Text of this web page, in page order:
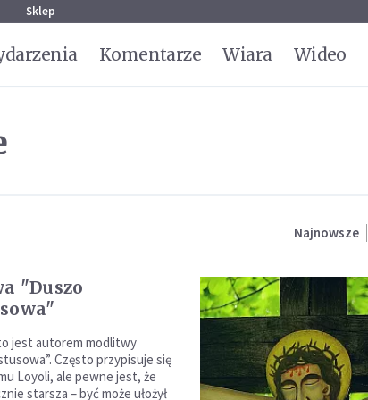
Sklep
Komentarze Wiara Wideo
Najnowsze
"Duszo
jest autorem modlitwy
Często przypisuje się
Loyoli, ale pewne jest, że
starsza – być może ułożył